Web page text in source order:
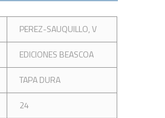
PEREZ-SAUQUILLO, V
EDICIONES BEASCOA
TAPA DURA
24